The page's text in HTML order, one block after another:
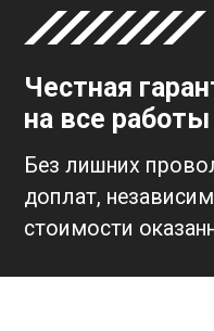
Честная
на все
Без лишних
доплат,
стоимости